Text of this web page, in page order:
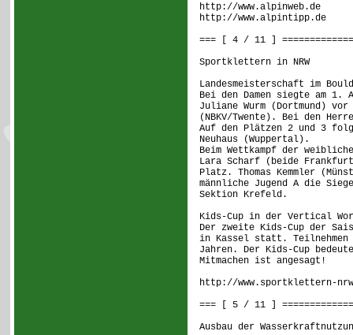
http://www.alpinweb.de
http://www.alpintipp.de
=== [ 4 / 11 ]
Sportklettern in NRW
Landesmeisterschaft im
Bei den Damen siegte am
Juliane Wurm (Dortmund)
(NBKV/Twente). Bei den
Auf den Plätzen 2 und 3
Neuhaus (Wuppertal).
Beim Wettkampf der
Lara Scharf (beide
Platz. Thomas Kemmler
männliche Jugend A die
Sektion Krefeld.
Kids-Cup in der Vertical
Der zweite Kids-Cup der
in Kassel statt.
Jahren. Der Kids-Cup
Mitmachen ist angesagt!
http://www.sportklettern-
=== [ 5 / 11 ]
Ausbau der